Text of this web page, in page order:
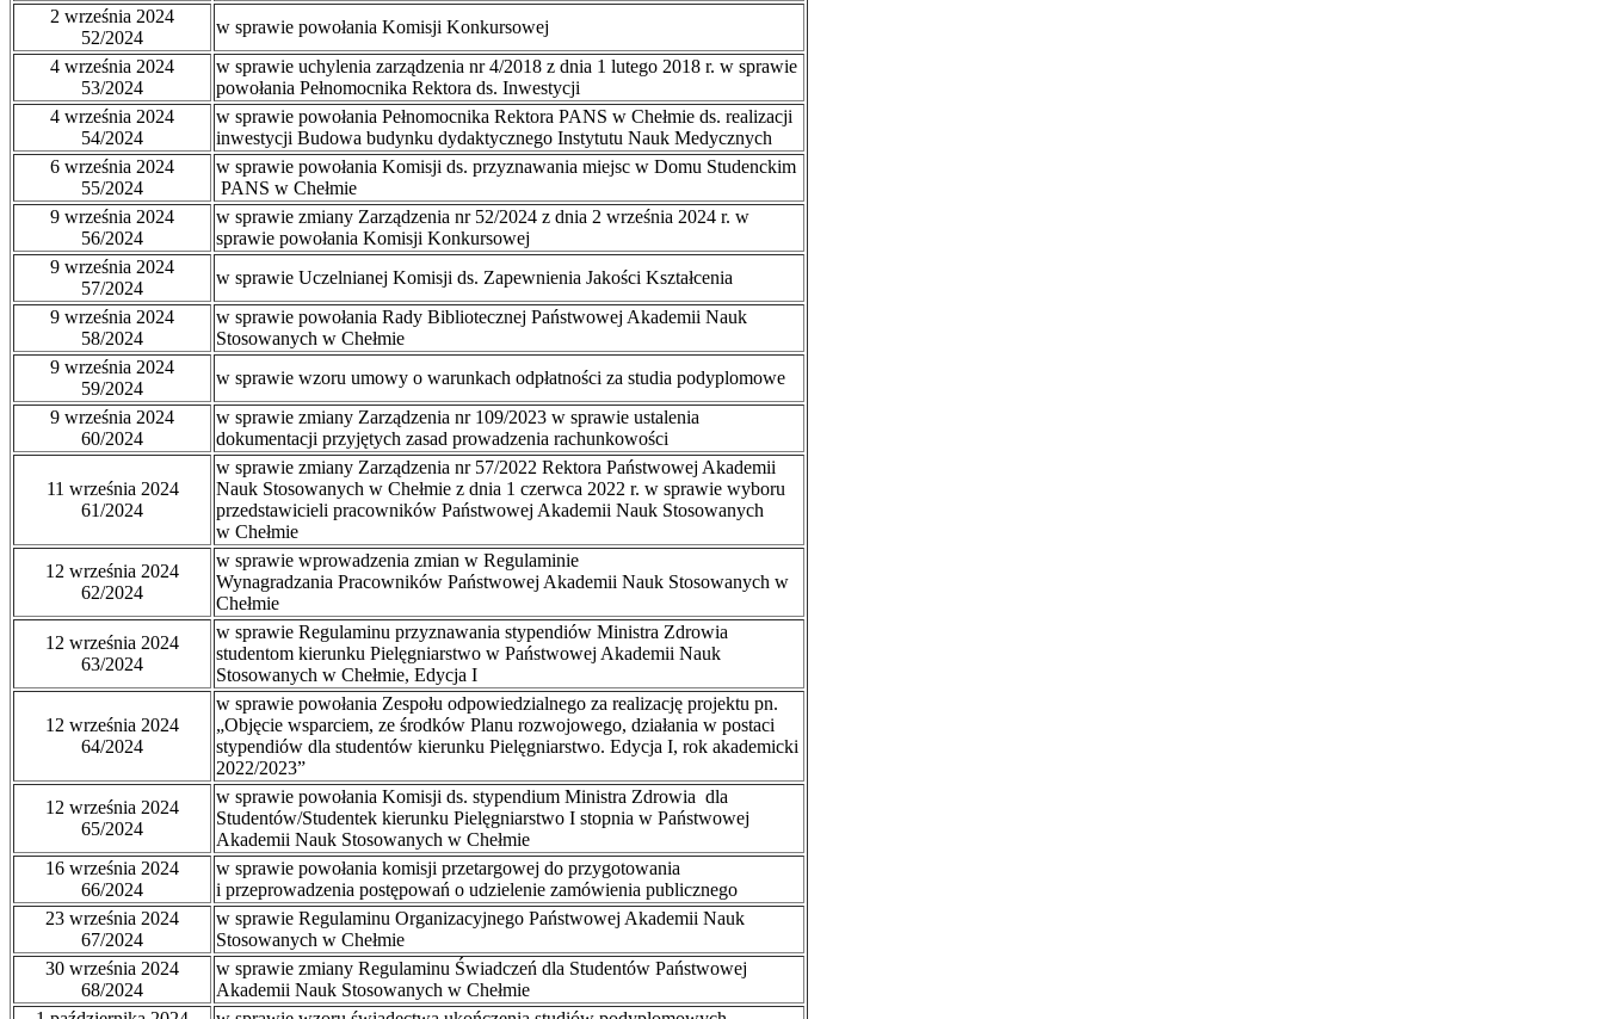
2 września 2024
52/2024
w sprawie powołania Komisji Konkursowej
4 września 2024
53/2024
w sprawie uchylenia zarządzenia nr 4/2018 z dnia 1 lutego 2018 r. w sprawie
powołania Pełnomocnika Rektora ds. Inwestycji
4 września 2024
54/2024
w sprawie powołania Pełnomocnika Rektora PANS w Chełmie ds. realizacji
inwestycji Budowa budynku dydaktycznego Instytutu Nauk Medycznych
6 września 2024
55/2024
w sprawie powołania Komisji ds. przyznawania miejsc w Domu Studenckim
PANS w Chełmie
9 września 2024
56/2024
w sprawie zmiany Zarządzenia nr 52/2024 z dnia 2 września 2024 r. w
sprawie powołania Komisji Konkursowej
9 września 2024
57/2024
w sprawie Uczelnianej Komisji ds. Zapewnienia Jakości Kształcenia
9 września 2024
58/2024
w sprawie powołania Rady Bibliotecznej Państwowej Akademii Nauk
Stosowanych w Chełmie
9 września 2024
59/2024
w sprawie wzoru umowy o warunkach odpłatności za studia podyplomowe
9 września 2024
60/2024
w sprawie zmiany Zarządzenia nr 109/2023 w sprawie ustalenia
dokumentacji przyjętych zasad prowadzenia rachunkowości
11 września 2024
61/2024
w sprawie zmiany Zarządzenia nr 57/2022 Rektora Państwowej Akademii
Nauk Stosowanych w Chełmie z dnia 1 czerwca 2022 r. w sprawie wyboru
przedstawicieli pracowników Państwowej Akademii Nauk Stosowanych
w Chełmie
12 września 2024
62/2024
w sprawie wprowadzenia zmian w Regulaminie
Wynagradzania Pracowników Państwowej Akademii Nauk Stosowanych w
Chełmie
12 września 2024
63/2024
w sprawie Regulaminu przyznawania stypendiów Ministra Zdrowia
studentom kierunku Pielęgniarstwo w Państwowej Akademii Nauk
Stosowanych w Chełmie, Edycja I
12 września 2024
64/2024
w sprawie powołania Zespołu odpowiedzialnego za realizację projektu pn.
„Objęcie wsparciem, ze środków Planu rozwojowego, działania w postaci
stypendiów dla studentów kierunku Pielęgniarstwo. Edycja I, rok akademicki
2022/2023”
12 września 2024
65/2024
w sprawie powołania Komisji ds. stypendium Ministra Zdrowia dla
Studentów/Studentek kierunku Pielęgniarstwo I stopnia w Państwowej
Akademii Nauk Stosowanych w Chełmie
16 września 2024
66/2024
w sprawie powołania komisji przetargowej do przygotowania
i przeprowadzenia postępowań o udzielenie zamówienia publicznego
23 września 2024
67/2024
w sprawie Regulaminu Organizacyjnego Państwowej Akademii Nauk
Stosowanych w Chełmie
30 września 2024
68/2024
w sprawie zmiany Regulaminu Świadczeń dla Studentów Państwowej
Akademii Nauk Stosowanych w Chełmie